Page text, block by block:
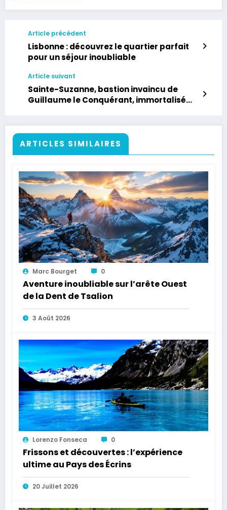
Article précédent
Lisbonne : découvrez le quartier parfait
pour un séjour inoubliable
Article suivant
Sainte-Suzanne, bastion invaincu de
Guillaume le Conquérant, immortalisé
ARTICLES SIMILAIRES
Marc Bourget 0
Aventure inoubliable sur l’arête Ouest
de la Dent de Tsalion
3 Août 2026
Lorenzo Fonseca 0
Frissons et découvertes : l’expérience
ultime au Pays des Écrins
20 Juillet 2026